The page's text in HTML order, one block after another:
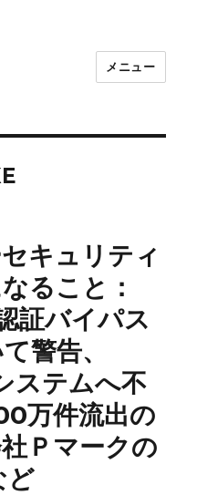
メニュー
キュリティ
ること：
証バイパス
警告、
ステムへ不
万件流出の
Ｐマークの
ど